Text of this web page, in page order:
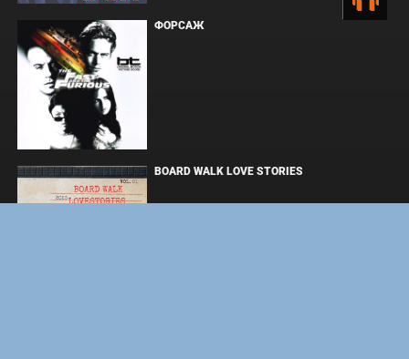
ФОРСАЖ
BOARD WALK LOVE STORIES